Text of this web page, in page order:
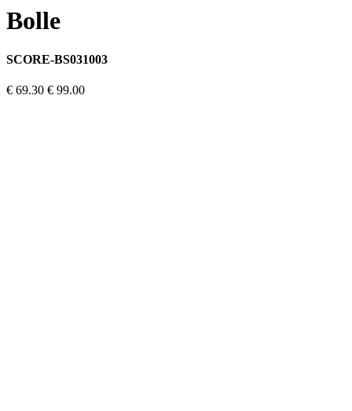
Bolle
SCORE-BS031003
€ 69.30 € 99.00